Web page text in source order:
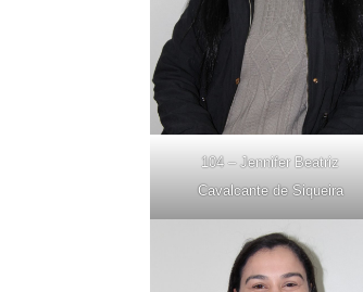
104 – Jennifer Beatriz
Cavalcante de Siqueira